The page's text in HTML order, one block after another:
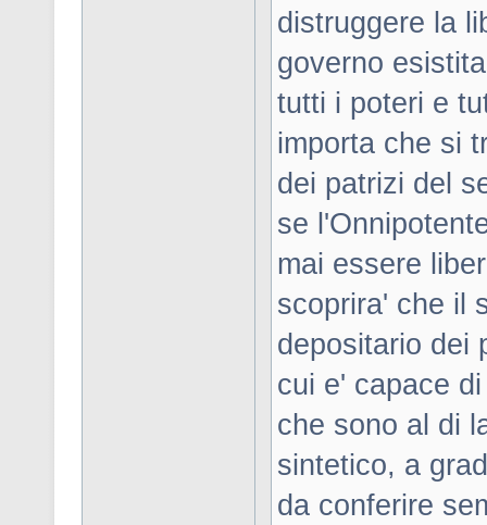
distruggere la
governo
tutti i poteri e
importa che si
dei patrizi del
se
mai essere
scoprira' che il
depositario dei
cui e' capace
che sono al di
sintetico, a
da conferire